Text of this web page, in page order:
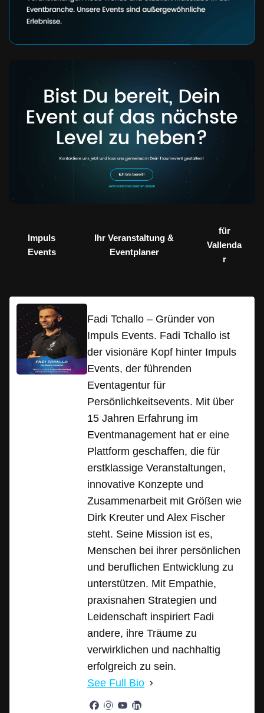
Impuls
Events
Ihr Veranstaltung &
Eventplaner
für
Vallenda
r
Fadi Tchallo – Gründer von
Impuls Events. Fadi Tchallo ist
der visionäre Kopf hinter Impuls
Events, der führenden
Eventagentur für
Persönlichkeitsevents. Mit über
15 Jahren Erfahrung im
Eventmanagement hat er eine
Plattform geschaffen, die für
erstklassige Veranstaltungen,
innovative Konzepte und
Zusammenarbeit mit Größen wie
Dirk Kreuter und Alex Fischer
steht. Seine Mission ist es,
Menschen bei ihrer persönlichen
und beruflichen Entwicklung zu
unterstützen. Mit Empathie,
praxisnahen Strategien und
Leidenschaft inspiriert Fadi
andere, ihre Träume zu
verwirklichen und nachhaltig
erfolgreich zu sein.
See Full Bio